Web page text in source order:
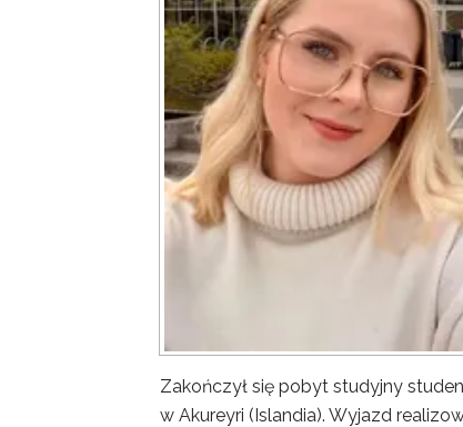
Zakończył się pobyt studyjny
w Akureyri (Islandia). Wyjazd